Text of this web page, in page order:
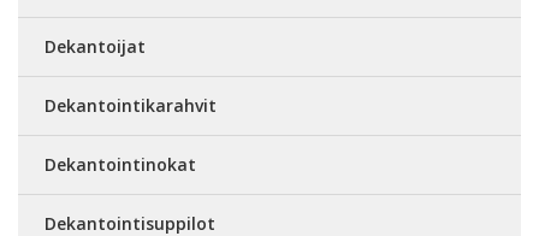
Dekantoijat
Dekantointikarahvit
Dekantointinokat
Dekantointisuppilot